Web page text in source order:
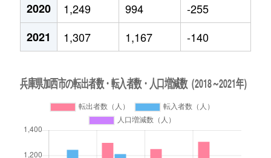
2020
1,249 994
-255
2021
1,307 1,167 -140